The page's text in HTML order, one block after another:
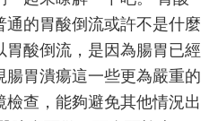
辦？
如
何
治
療？
的胃酸倒流或許不是什麼
酸倒流，是因為腸胃已經
胃潰瘍這一些更為嚴重的
查，能夠避免其他情況出